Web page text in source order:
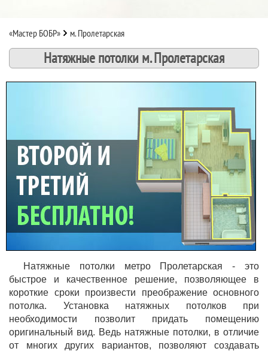
«Мастер БОБР» м. Пролетарская
Натяжные потолки м. Пролетарская
Натяжные потолки метро Пролетарская - это
быстрое и качественное решение, позволяющее в
короткие сроки произвести преображение основного
потолка. Установка натяжных потолков при
необходимости позволит придать помещению
оригинальный вид. Ведь натяжные потолки, в отличие
от многих других вариантов, позволяют создавать